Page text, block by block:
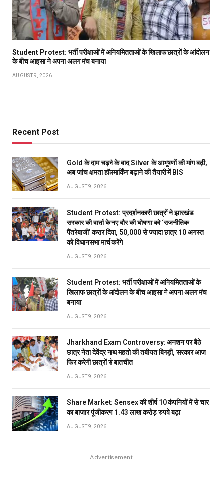
Student Protest: भर्ती परीक्षाओं में अनियमितताओं के खिलाफ छात्रों के आंदोलन
के बीच आइसा ने अपना अलग मंच बनाया
AUGUST 9, 2026
Recent Post
Gold के दाम चढ़ने के बाद Silver के आभूषणों की मांग बढ़ी,
अब जांच क्षमता हॉलमार्किंग बढ़ाने की तैयारी में BIS
AUGUST 9, 2026
Student Protest: प्रदर्शनकारी छात्रों ने झारखंड
सरकार की वार्ता के नए दौर की घोषणा को ‘राजनीतिक
पैंतरेबाजी’ करार दिया, 50,000 से ज्यादा छात्र 10 अगस्त
को विधानसभा मार्च करेंगे
AUGUST 9, 2026
Student Protest: भर्ती परीक्षाओं में अनियमितताओं के
खिलाफ छात्रों के आंदोलन के बीच आइसा ने अपना अलग मंच
बनाया
AUGUST 9, 2026
Jharkhand Exam Controversy: अनशन पर बैठे
छात्र नेता देवेंद्र नाथ महतो की तबीयत बिगड़ी, सरकार आज
फिर करेगी छात्रों से बातचीत
AUGUST 9, 2026
Share Market: Sensex की शीर्ष 10 कंपनियों में से चार
का बाजार पूंजीकरण 1.43 लाख करोड़ रुपये बढ़ा
AUGUST 9, 2026
Advertisement